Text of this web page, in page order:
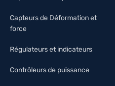
Capteurs de Déformation et
force
Régulateurs et indicateurs
Contrôleurs de puissance